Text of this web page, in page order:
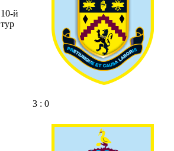
10-й
тур
3 : 0